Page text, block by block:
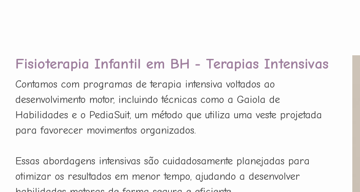
Fisioterapia Infantil em BH - Terapias Intensivas
Contamos com programas de terapia intensiva voltados ao
desenvolvimento motor, incluindo técnicas como a Gaiola de
Habilidades e o PediaSuit, um método que utiliza uma veste projetada
para favorecer movimentos organizados.
Essas abordagens intensivas são cuidadosamente planejadas para
otimizar os resultados em menor tempo, ajudando a desenvolver